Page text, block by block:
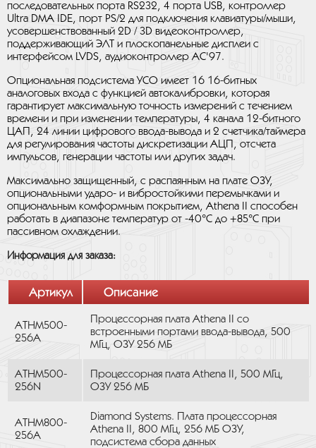
последовательных порта RS232, 4 порта USB, контроллер
Ultra DMA IDE, порт PS/2 для подключения клавиатуры/мыши,
усовершенствованный 2D / 3D видеоконтроллер,
поддерживающий ЭЛТ и плоскопанельные дисплеи с
интерфейсом LVDS, аудиоконтроллер AC'97.
Опциональная подсистема УСО имеет 16 16-битных
аналоговых входа с функцией автокалибровки, которая
гарантирует максимальную точность измерений с течением
времени и при изменении температуры, 4 канала 12-битного
ЦАП, 24 линии цифрового ввода-вывода и 2 счетчика/таймера
для регулирования частоты дискретизации АЦП, отсчета
импульсов, генерации частоты или других задач.
Максимально защищенный, с распаянным на плате ОЗУ,
опциональными ударо- и вибростойкими перемычками и
опциональным комформным покрытием, Athena II способен
работать в диапазоне температур от -40°C до +85°C при
пассивном охлаждении.
Информация для заказа:
Артикул Описание
ATHM500-
256A
Процессорная плата Athena II со
встроенными портами ввода-вывода, 500
МГц, ОЗУ 256 МБ
ATHM500-
256N
Процессорная плата Athena II, 500 МГц,
ОЗУ 256 МБ
ATHM800-
256A
Diamond Systems. Плата процессорная
Athena II, 800 МГц, 256 МБ ОЗУ,
подсистема сбора данных